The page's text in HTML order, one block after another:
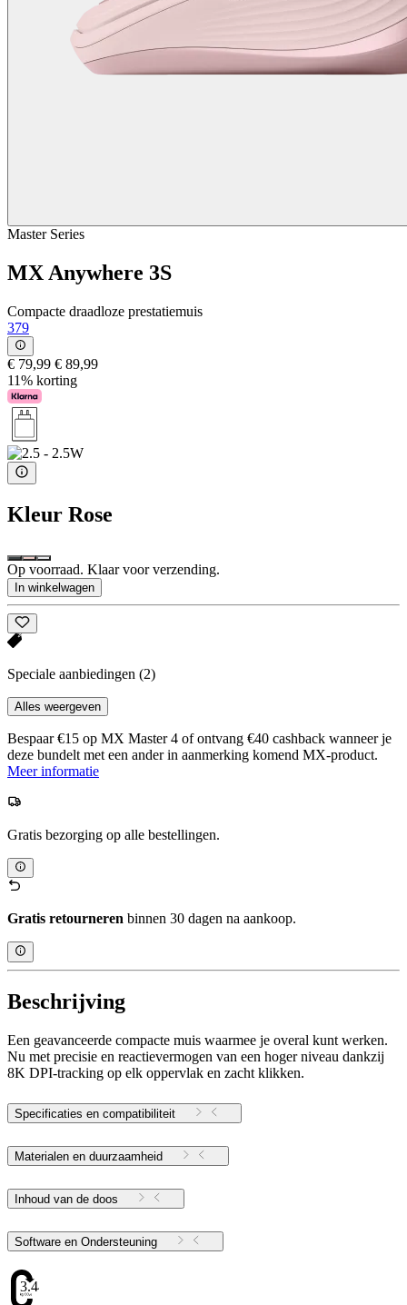
Master Series
MX Anywhere 3S
Compacte draadloze prestatiemuis
379
€ 79,99 € 89,99
11% korting
Kleur Rose
Op voorraad. Klaar voor verzending.
In winkelwagen
Speciale aanbiedingen (2)
Alles weergeven
Bespaar €15 op MX Master 4 of ontvang €40 cashback wanneer je
deze bundelt met een ander in aanmerking komend MX-product.
Meer informatie
Gratis bezorging op alle bestellingen.
Gratis retourneren binnen 30 dagen na aankoop.
Beschrijving
Een geavanceerde compacte muis waarmee je overal kunt werken.
Nu met precisie en reactievermogen van een hoger niveau dankzij
8K DPI-tracking op elk oppervlak en zacht klikken.
Specificaties en compatibiliteit
Materialen en duurzaamheid
Inhoud van de doos
Software en Ondersteuning
3.44